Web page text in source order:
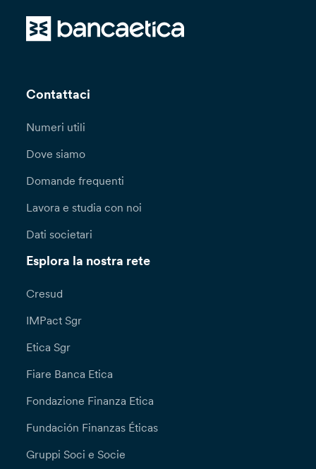
Contattaci
Numeri utili
Dove siamo
Domande frequenti
Lavora e studia con noi
Dati societari
Esplora la nostra rete
Cresud
IMPact Sgr
Etica Sgr
Fiare Banca Etica
Fondazione Finanza Etica
Fundación Finanzas Éticas
Gruppi Soci e Socie